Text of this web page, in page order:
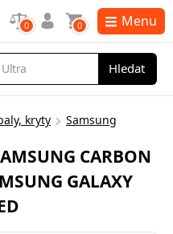
Hledat
0 0 Menu
kryty Samsung
CARBON
GALAXY